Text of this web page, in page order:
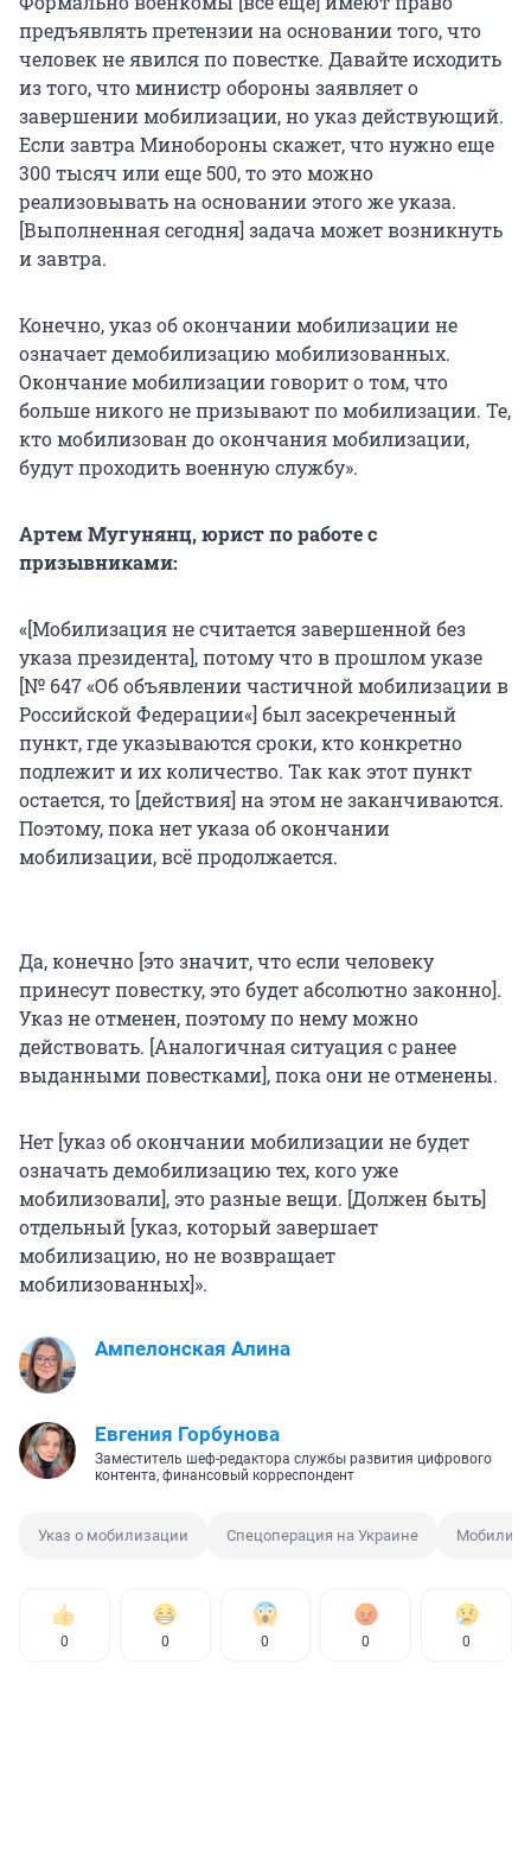
предъявлять претензии на основании того, что
человек не явился по повестке. Давайте исходить
из того, что министр обороны заявляет о
завершении мобилизации, но указ действующий.
Если завтра Минобороны скажет, что нужно еще
300 тысяч или еще 500, то это можно
реализовывать на основании этого же указа.
[Выполненная сегодня] задача может возникнуть
и завтра.
Конечно, указ об окончании мобилизации не
означает демобилизацию мобилизованных.
Окончание мобилизации говорит о том, что
больше никого не призывают по мобилизации. Те,
кто мобилизован до окончания мобилизации,
будут проходить военную службу».
Артем Мугунянц, юрист по работе с
призывниками:
«[Мобилизация не считается завершенной без
указа президента], потому что в прошлом указе
[№ 647 «Об объявлении частичной мобилизации в
Российской Федерации«] был засекреченный
пункт, где указываются сроки, кто конкретно
подлежит и их количество. Так как этот пункт
остается, то [действия] на этом не заканчиваются.
Поэтому, пока нет указа об окончании
мобилизации, всё продолжается.
Да, конечно [это значит, что если человеку
принесут повестку, это будет абсолютно законно].
Указ не отменен, поэтому по нему можно
действовать. [Аналогичная ситуация с ранее
выданными повестками], пока они не отменены.
Нет [указ об окончании мобилизации не будет
означать демобилизацию тех, кого уже
мобилизовали], это разные вещи. [Должен быть]
отдельный [указ, который завершает
мобилизацию, но не возвращает
мобилизованных]».
Ампелонская Алина
Евгения Горбунова
Заместитель шеф-редактора службы развития цифрового
контента, финансовый корреспондент
Указ о мобилизации Спецоперация на Украине
0 0 0 0 0